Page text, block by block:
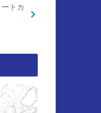
トカ